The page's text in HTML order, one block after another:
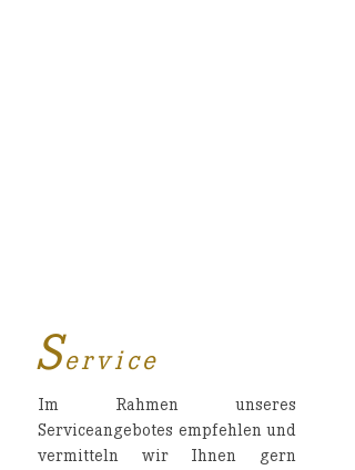
Service
Im Rahmen unseres
Serviceangebotes empfehlen und
vermitteln wir Ihnen gern